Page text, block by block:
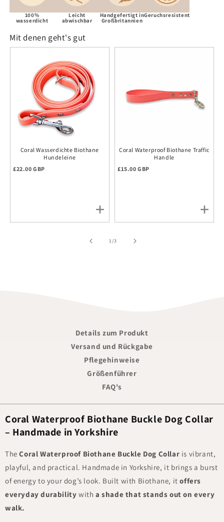
100%
wasserdicht
Leicht
abwischbar
Handgefertigt in
Großbritannien
Geruchsresistent
Mit denen geht's gut
Coral Wasserdichte Biothane
Hundeleine
Regulärer Preis
£22.00 GBP
Coral Waterproof Biothane Traffic
Handle
Regulärer Preis
£15.00 GBP
1/of
3
Details zum Produkt
Versand und Rückgabe
Pflegehinweise
Größenführer
FAQ's
Coral Waterproof Biothane Buckle Dog Collar
– Handmade in Yorkshire
TheCoral Waterproof Biothane Buckle Dog Collar is vibrant,
playful, and practical. Handmade in Yorkshire, it brings a burst
of energy to your dog’s look. Built with Biothane, itoffers
everyday durability witha shade that stands out on every
walk.